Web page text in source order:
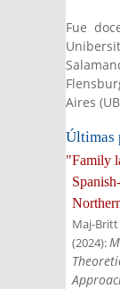
Fue
Aires
Últimas
"Family
Maj-Britt
(2024):